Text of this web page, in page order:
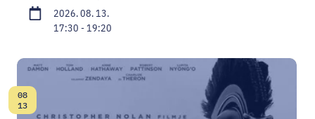
2026. 08. 13.
17:30 - 19:20
Dátum:
08
13